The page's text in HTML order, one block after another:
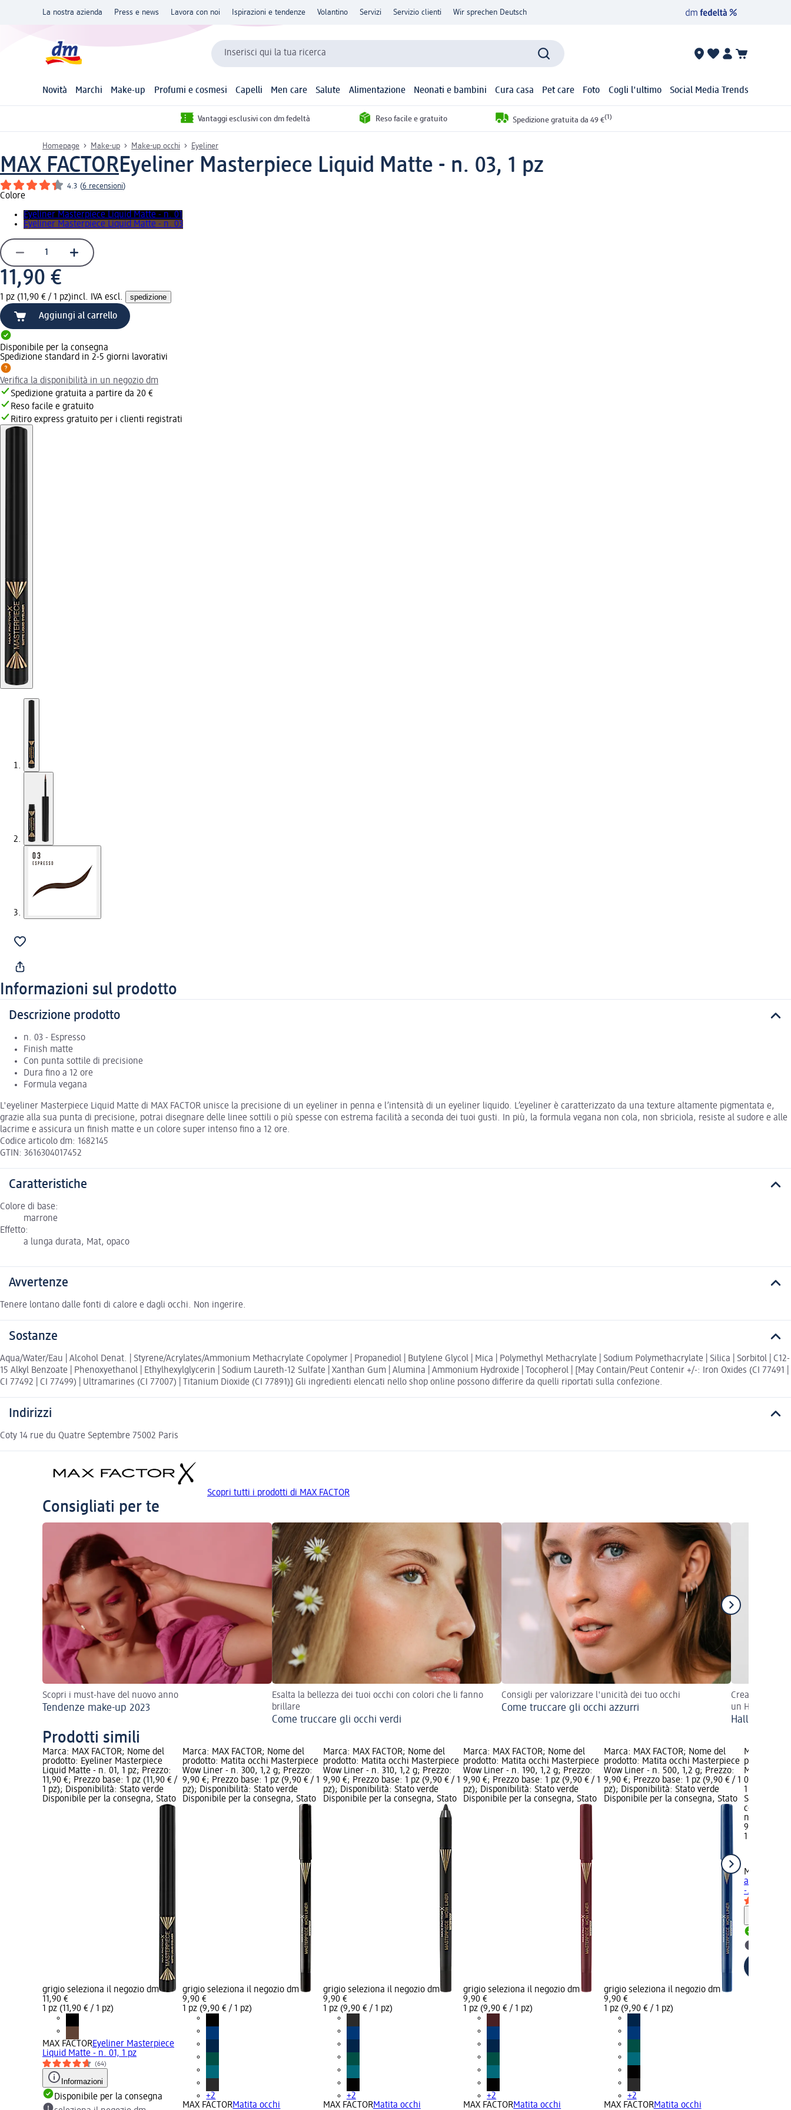
La nostra azienda Press e news Lavora con noi Ispirazioni e tendenze Volantino Servizi Servizio clienti Wir sprechen Deutsch
Inserisci qui la tua ricerca
Novità Marchi Make-up Profumi e cosmesi Capelli Men care Salute Alimentazione Neonati e bambini Cura casa Pet care Foto Cogli l'ultimo Social Media Trends
Vantaggi esclusivi con dm fedeltà Reso facile e gratuito Spedizione gratuita da 49 €(1)
Homepage Make-up Make-up occhi Eyeliner
MAX FACTOREyeliner Masterpiece Liquid Matte - n. 03, 1 pz
4.3 (6 recensioni)
Colore
Eyeliner Masterpiece Liquid Matte - n. 01
Eyeliner Masterpiece Liquid Matte - n. 03
11,90 €
1 pz (11,90 € / 1 pz)incl. IVA escl. spedizione
Aggiungi al carrello
Disponibile per la consegna
Spedizione standard in 2-5 giorni lavorativi
Verifica la disponibilità in un negozio dm
Spedizione gratuita a partire da 20 €
Reso facile e gratuito
Ritiro express gratuito per i clienti registrati
Informazioni sul prodotto
Descrizione prodotto
n. 03 - Espresso
Finish matte
Con punta sottile di precisione
Dura fino a 12 ore
Formula vegana
L'eyeliner Masterpiece Liquid Matte di MAX FACTOR unisce la precisione di un eyeliner in penna e l’intensità di un eyeliner liquido. L’eyeliner è caratterizzato da una texture altamente pigmentata e,
grazie alla sua punta di precisione, potrai disegnare delle linee sottili o più spesse con estrema facilità a seconda dei tuoi gusti. In più, la formula vegana non cola, non sbriciola, resiste al sudore e alle
lacrime e assicura un finish matte e un colore super intenso fino a 12 ore.
Codice articolo dm: 1682145
GTIN: 3616304017452
Caratteristiche
Colore di base:
marrone
Effetto:
a lunga durata, Mat, opaco
Avvertenze
Tenere lontano dalle fonti di calore e dagli occhi. Non ingerire.
Sostanze
Aqua/Water/Eau | Alcohol Denat. | Styrene/Acrylates/Ammonium Methacrylate Copolymer | Propanediol | Butylene Glycol | Mica | Polymethyl Methacrylate | Sodium Polymethacrylate | Silica | Sorbitol | C12-
15 Alkyl Benzoate | Phenoxyethanol | Ethylhexylglycerin | Sodium Laureth-12 Sulfate | Xanthan Gum | Alumina | Ammonium Hydroxide | Tocopherol | [May Contain/Peut Contenir +/-: Iron Oxides (CI 77491 |
CI 77492 | CI 77499) | Ultramarines (CI 77007) | Titanium Dioxide (CI 77891)] Gli ingredienti elencati nello shop online possono differire da quelli riportati sulla confezione.
Indirizzi
Coty 14 rue du Quatre Septembre 75002 Paris
Scopri tutti i prodotti di MAX FACTOR
Consigliati per te
Scopri i must-have del nuovo anno
Tendenze make-up 2023
Esalta la bellezza dei tuoi occhi con colori che li fanno
brillare
Come truccare gli occhi verdi
Consigli per valorizzare l'unicità dei tuo occhi
Come truccare gli occhi azzurri
Crea un
un Halloween
Halloween
Prodotti simili
Marca: MAX FACTOR; Nome del
prodotto: Eyeliner Masterpiece
Liquid Matte - n. 01, 1 pz; Prezzo:
11,90 €; Prezzo base: 1 pz (11,90 € /
1 pz); Disponibilità: Stato verde
Disponibile per la consegna, Stato
grigio seleziona il negozio dm
11,90 €
1 pz (11,90 € / 1 pz)
MAX FACTOREyeliner Masterpiece
Liquid Matte - n. 01, 1 pz
(64)
Informazioni
Disponibile per la consegna
Marca: MAX FACTOR; Nome del
prodotto: Matita occhi Masterpiece
Wow Liner - n. 300, 1,2 g; Prezzo:
9,90 €; Prezzo base: 1 pz (9,90 € / 1
pz); Disponibilità: Stato verde
Disponibile per la consegna, Stato
grigio seleziona il negozio dm
9,90 €
1 pz (9,90 € / 1 pz)
+2
MAX FACTORMatita occhi
Marca: MAX FACTOR; Nome del
prodotto: Matita occhi Masterpiece
Wow Liner - n. 310, 1,2 g; Prezzo:
9,90 €; Prezzo base: 1 pz (9,90 € / 1
pz); Disponibilità: Stato verde
Disponibile per la consegna, Stato
grigio seleziona il negozio dm
9,90 €
1 pz (9,90 € / 1 pz)
+2
MAX FACTORMatita occhi
Marca: MAX FACTOR; Nome del
prodotto: Matita occhi Masterpiece
Wow Liner - n. 190, 1,2 g; Prezzo:
9,90 €; Prezzo base: 1 pz (9,90 € / 1
pz); Disponibilità: Stato verde
Disponibile per la consegna, Stato
grigio seleziona il negozio dm
9,90 €
1 pz (9,90 € / 1 pz)
+2
MAX FACTORMatita occhi
Marca: MAX FACTOR; Nome del
prodotto: Matita occhi Masterpiece
Wow Liner - n. 500, 1,2 g; Prezzo:
9,90 €; Prezzo base: 1 pz (9,90 € / 1
pz); Disponibilità: Stato verde
Disponibile per la consegna, Stato
grigio seleziona il negozio dm
9,90 €
1 pz (9,90 € / 1 pz)
+2
MAX FACTORMatita occhi
Marca:
prodotto:
0,35 g;
1 pz (9,90
Stato
consegna,
negozio dm
9,90 €
1 pz (9,90 €
MAX
automatica
-..., 0,35 g